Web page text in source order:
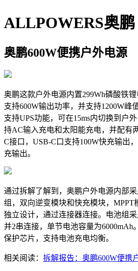
ALLPOWERS奥鹏
奥鹏600W便携户外电源
奥鹏这款户外电源内置299Wh磷酸铁锂
支持600W输出功率，并支持1200W峰
支持UPS功能，可在15ms内切换到户
持AC输入充电和太阳能充电，并配有
C接口，USB-C口支持100W快充输出
充输出。
通过拆解了解到，奥鹏户外电源内部
组，双向逆变模块和快充模块，MPPT
独立设计，通过连接器连接。电池组
并2串连接，单节电池容量为6000mAh
保护芯片，支持电池充电均衡。
相关阅读： 拆解报告：奥鹏600W便携